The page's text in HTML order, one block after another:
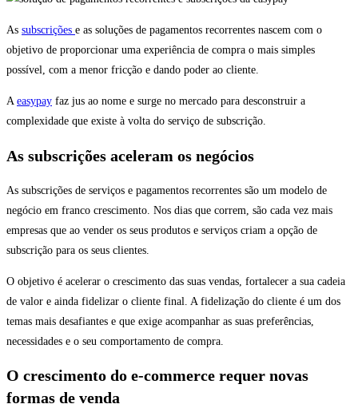
As subscrições e as soluções de pagamentos recorrentes nascem com o
objetivo de proporcionar uma experiência de compra o mais simples
possível, com a menor fricção e dando poder ao cliente.
A easypay faz jus ao nome e surge no mercado para desconstruir a
complexidade que existe à volta do serviço de subscrição.
As subscrições aceleram os negócios
As subscrições de serviços e pagamentos recorrentes são um modelo de
negócio em franco crescimento. Nos dias que correm, são cada vez mais
empresas que ao vender os seus produtos e serviços criam a opção de
subscrição para os seus clientes.
O objetivo é acelerar o crescimento das suas vendas, fortalecer a sua cadeia
de valor e ainda fidelizar o cliente final. A fidelização do cliente é um dos
temas mais desafiantes e que exige acompanhar as suas preferências,
necessidades e o seu comportamento de compra.
O crescimento do e-commerce requer novas
formas de venda